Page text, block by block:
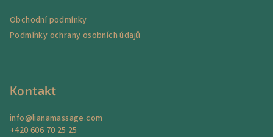
Obchodní podmínky
Podmínky ochrany osobních údajů
Kontakt
info@lianamassage.com
+420 606 70 25 25